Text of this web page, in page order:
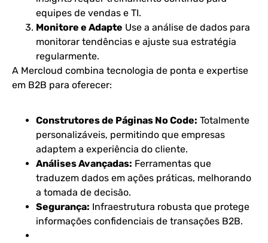
equipes de vendas e TI.
Monitore e Adapte Use a análise de dados para
monitorar tendências e ajuste sua estratégia
regularmente.
A Mercloud combina tecnologia de ponta e expertise
em B2B para oferecer:
Construtores de Páginas No Code: Totalmente
personalizáveis, permitindo que empresas
adaptem a experiência do cliente.
Análises Avançadas: Ferramentas que
traduzem dados em ações práticas, melhorando
a tomada de decisão.
Segurança: Infraestrutura robusta que protege
informações confidenciais de transações B2B​​.